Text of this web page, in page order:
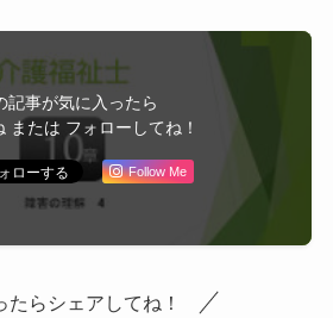
記事が気に入ったら
または フォローしてね！
Follow Me
たらシェアしてね！